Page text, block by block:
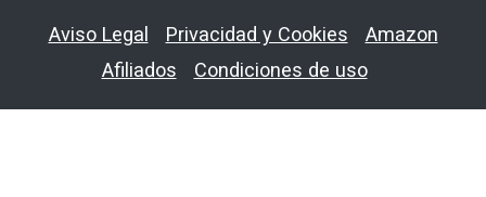
Aviso Legal Privacidad y Cookies
Amazon
Afiliados
Condiciones de uso